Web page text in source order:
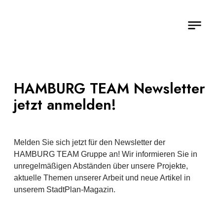
HAMBURG TEAM Newsletter
jetzt anmelden!
Melden Sie sich jetzt für den Newsletter der
HAMBURG TEAM Gruppe an! Wir infor­mieren Sie in
unregel­mä­ßigen Abständen über unsere Projekte,
aktuelle Themen unserer Arbeit und neue Artikel in
unserem StadtPlan-Magazin.